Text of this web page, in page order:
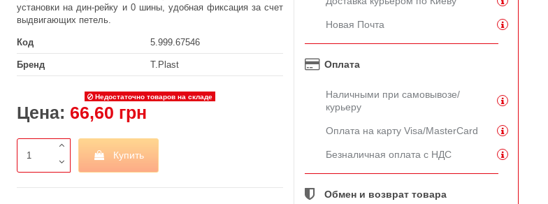
установки на дин-рейку и 0 шины, удобная фиксация за счет
выдвигающих петель.
Код 5.999.67546
Бренд T.Plast
Недостаточно товаров на складе
Цена: 66,60 грн
Купить
Новая Почта
Оплата
Наличными при самовывозе/
курьеру
Оплата на карту Visa/MasterCard
Безналичная оплата с НДС
Обмен и возврат товара